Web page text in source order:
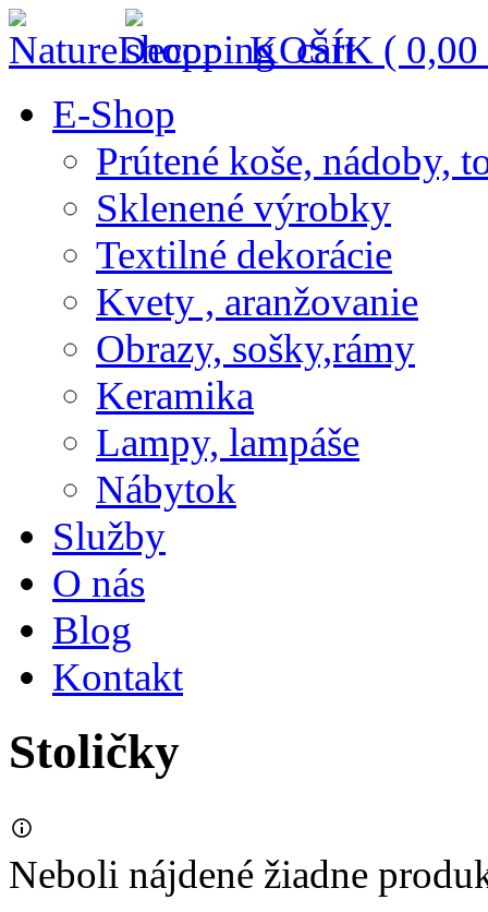
KOŠÍK ( 0,00
E-Shop
Prútené koše, nádoby,
Sklenené výrobky
Textilné dekorácie
Kvety , aranžovanie
Obrazy, sošky,rámy
Keramika
Lampy, lampáše
Nábytok
Služby
O nás
Blog
Kontakt
Stoličky
Neboli nájdené žiadne